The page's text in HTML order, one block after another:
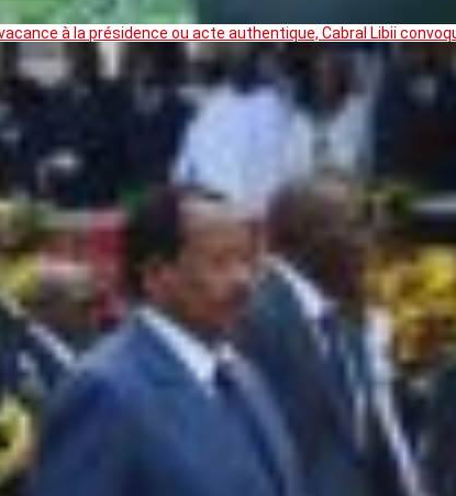
à la présidence ou acte authentique, Cabral Libii